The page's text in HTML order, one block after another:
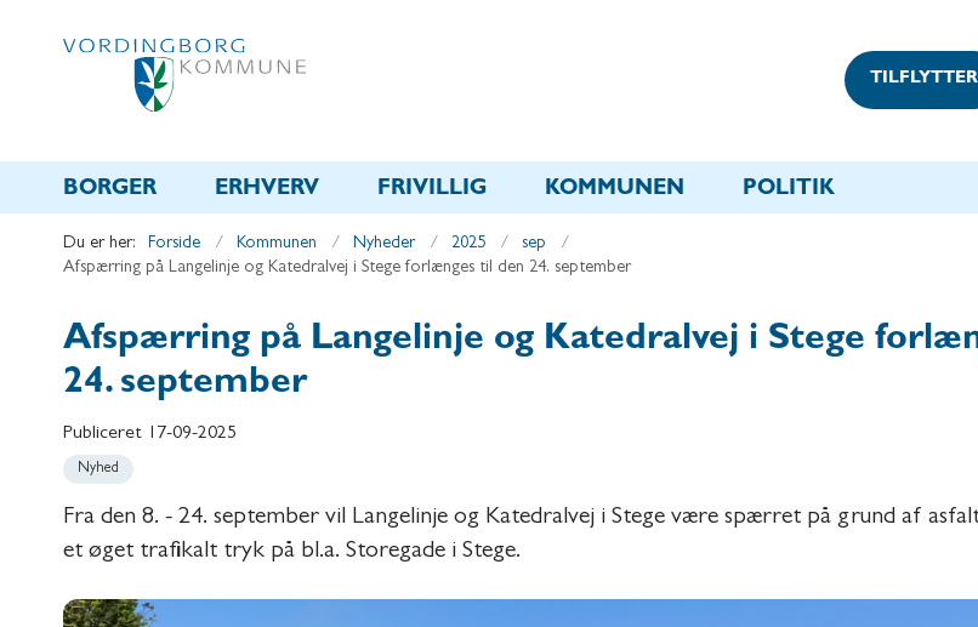
TILFLYTTER
BORGER ERHVERV FRIVILLIG KOMMUNEN POLITIK
Du er her: Forside Kommunen Nyheder 2025
sep
Afspærring på Langelinje og Katedralvej i Stege forlænges til den 24. september
Afspærring på Langelinje og Katedralvej i Stege
24. september
Publiceret 17-09-2025
Nyhed
Fra den 8. - 24. september vil Langelinje og Katedralvej i Stege være spærret på grund af
et øget trafikalt tryk på bl.a. Storegade i Stege.